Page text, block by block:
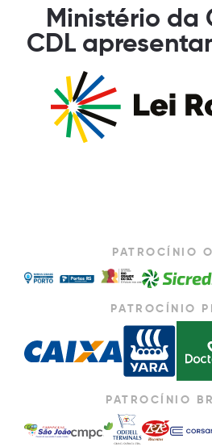
Ministério da
CDL
PATROCÍNIO
PATROCÍNIO
PATROCÍNIO